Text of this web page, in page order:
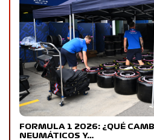
FORMULA 1 2026: ¿QUÉ
NEUMÁTICOS Y…